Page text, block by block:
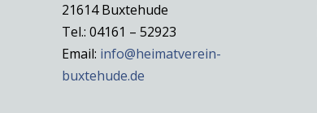
21614 Buxtehude
Tel.: 04161 – 52923
Email: info@heimatverein-
buxtehude.de